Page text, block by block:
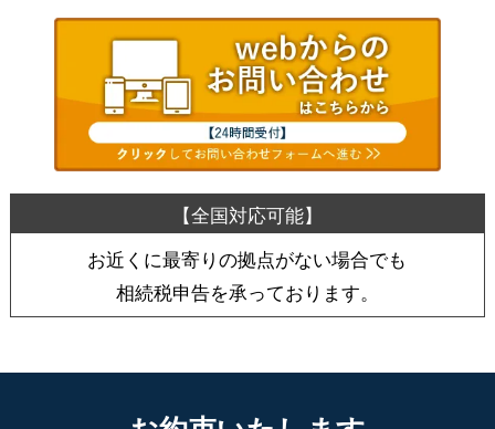
お近くに最寄りの拠点がない場合でも
相続税申告を承っております。